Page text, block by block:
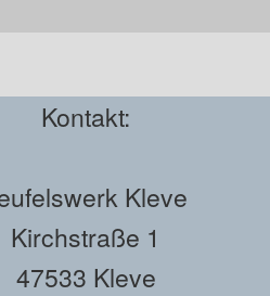
Kontakt:
Kleve
Kirchstraße 1
47533 Kleve